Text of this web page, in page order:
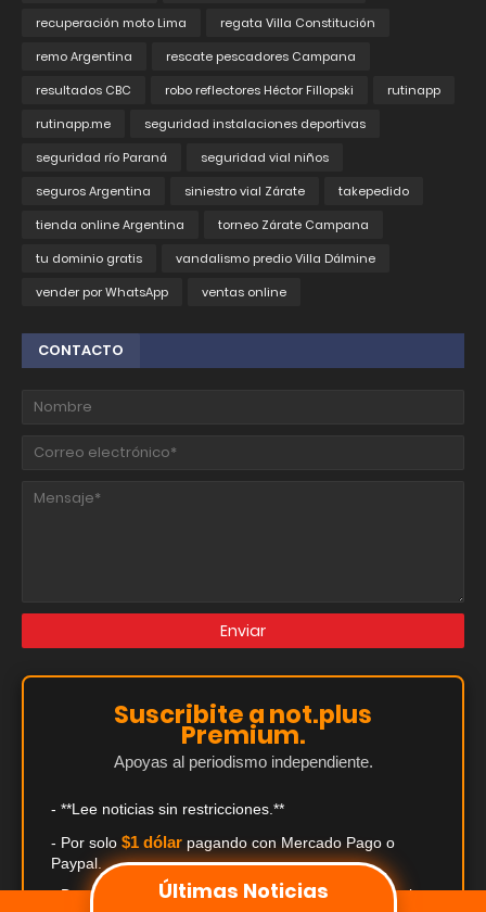
Últimas Noticias
recuperación moto Lima
regata Villa Constitución
remo Argentina
rescate pescadores Campana
resultados CBC
robo reflectores Héctor Fillopski
rutinapp
rutinapp.me
seguridad instalaciones deportivas
seguridad río Paraná
seguridad vial niños
seguros Argentina
siniestro vial Zárate
takepedido
tienda online Argentina
torneo Zárate Campana
tu dominio gratis
vandalismo predio Villa Dálmine
vender por WhatsApp
ventas online
CONTACTO
Suscribite a not.plus
Premium.
Apoyas al periodismo independiente.
- **Lee noticias sin restricciones.**
- Por solo $1 dólar pagando con Mercado Pago o
Paypal.
- Descuentos exclusivos de hasta el 50% en comercios